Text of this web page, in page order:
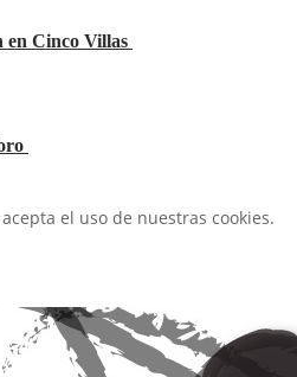
en Cinco Villas
el uso de nuestras cookies.